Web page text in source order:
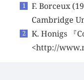
F. Borceux
Cambridge
K. Honigs 『
<http://